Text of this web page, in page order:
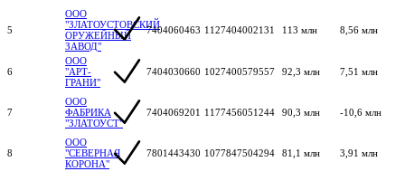
5
ООО
"ЗЛАТОУСТОВСКИЙ
ОРУЖЕЙНЫЙ
ЗАВОД"
7404060463 1127404002131 113 млн 8,56 млн
6
ООО
"АРТ-
ГРАНИ"
7404030660 1027400579557 92,3 млн 7,51 млн
7
ООО
ФАБРИКА
"ЗЛАТОУСТ"
7404069201 1177456051244 90,3 млн -10,6 млн
8
ООО
"СЕВЕРНАЯ
КОРОНА"
7801443430 1077847504294 81,1 млн 3,91 млн